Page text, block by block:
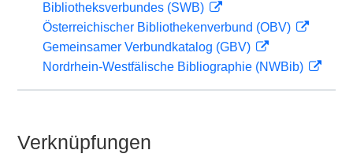
Bibliotheksverbundes (SWB)
Österreichischer Bibliothekenverbund (OBV)
Gemeinsamer Verbundkatalog (GBV)
Nordrhein-Westfälische Bibliographie (NWBib)
Verknüpfungen